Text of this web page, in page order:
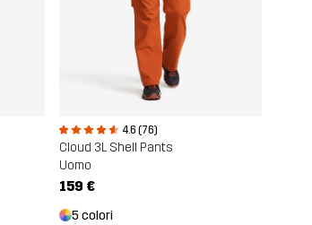
4.6 (76)
Cloud 3L Shell Pants
Uomo
159 €
5 colori